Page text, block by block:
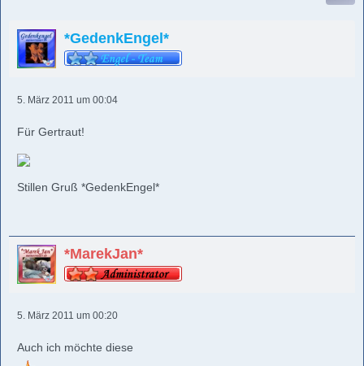
*GedenkEngel*
5. März 2011 um 00:04
Für Gertraut!
Stillen Gruß *GedenkEngel*
*MarekJan*
5. März 2011 um 00:20
Auch ich möchte diese